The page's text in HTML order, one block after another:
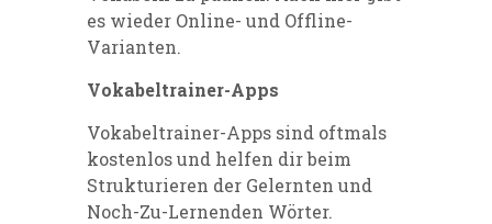
es wieder Online- und Offline-
Varianten.
Vokabeltrainer-Apps
Vokabeltrainer-Apps sind oftmals
kostenlos und helfen dir beim
Strukturieren der Gelernten und
Noch-Zu-Lernenden Wörter.